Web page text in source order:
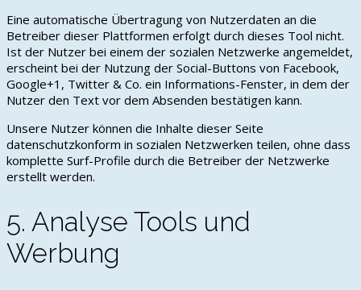
Eine automatische Übertragung von Nutzerdaten an die
Betreiber dieser Plattformen erfolgt durch dieses Tool nicht.
Ist der Nutzer bei einem der sozialen Netzwerke angemeldet,
erscheint bei der Nutzung der Social-Buttons von Facebook,
Google+1, Twitter & Co. ein Informations-Fenster, in dem der
Nutzer den Text vor dem Absenden bestätigen kann.
Unsere Nutzer können die Inhalte dieser Seite
datenschutzkonform in sozialen Netzwerken teilen, ohne dass
komplette Surf-Profile durch die Betreiber der Netzwerke
erstellt werden.
5. Analyse Tools und
Werbung